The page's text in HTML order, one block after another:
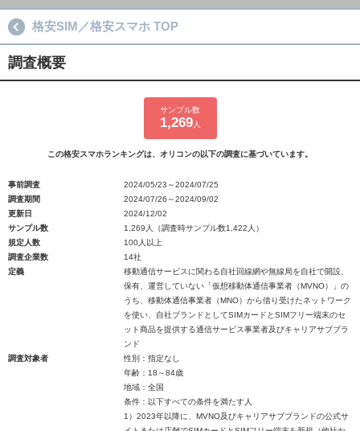
格安SIM／格安スマホ TOP
調査概要
サンプル数
1,269人
この格安スマホランキングは、オリコンの以下の調査に基づいています。
事前調査
2024/05/23～2024/07/25
調査期間
2024/07/26～2024/09/02
更新日
2024/12/02
サンプル数
1,269人（調査時サンプル数1,422人）
規定人数
100人以上
調査企業数
14社
定義
移動通信サービスに関わる自社回線網や無線局を自社で開設、
保有、運営していない「仮想移動体通信事業者（MVNO）」の
うち、移動体通信事業者（MNO）から借り受けたネットワーク
を使い、自社ブランドとしてSIMカードとSIMフリー端末のセ
ット商品を提供する通信サービス事業者及びキャリアサブブラ
ンド
調査対象者
性別：指定なし
年齢：18～84歳
地域：全国
条件：以下すべての条件を満たす人
1）2023年以降に、MVNO及びキャリアサブブランドの公式サ